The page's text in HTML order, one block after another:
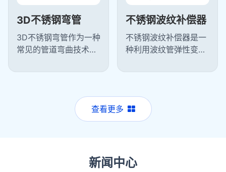
3D不锈钢弯管
3D不锈钢弯管作为一种
常见的管道弯曲技术，
渡，减少了流体在管道
不锈钢波纹补偿器
不锈钢波纹补偿器是一
种利用波纹管弹性变形
等原因产生位移的装
主要功能是吸...
查看更多
新闻中心